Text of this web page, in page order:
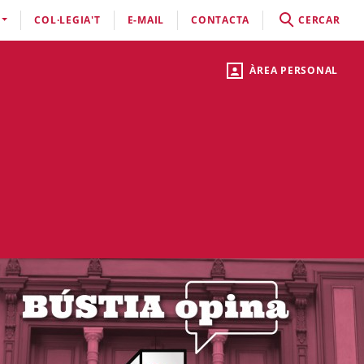
ÀREA PERSONAL
COL·LEGIA'T E-MAIL CONTACTA CERCAR